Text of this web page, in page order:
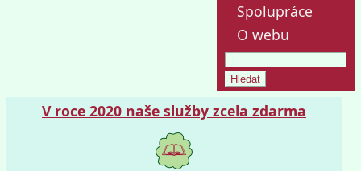
Spolupráce
O webu
V roce 2020 naše služby zcela zdarma